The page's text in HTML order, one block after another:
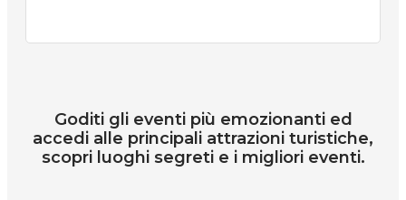
Goditi gli eventi più emozionanti ed
accedi alle principali attrazioni turistiche,
scopri luoghi segreti e i migliori eventi.